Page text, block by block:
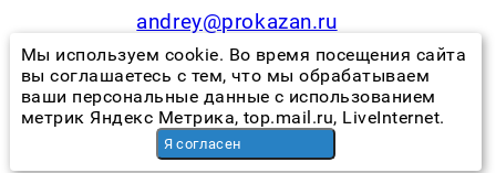
andrey@prokazan.ru
Прайс-лист
Наши менеджеры
Мы используем cookie. Во время посещения сайта
вы соглашаетесь с тем, что мы обрабатываем
ваши персональные данные с использованием
метрик Яндекс Метрика, top.mail.ru, LiveInternet.
Я согласен